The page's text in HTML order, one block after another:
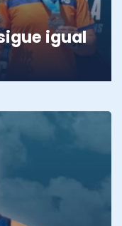
igual